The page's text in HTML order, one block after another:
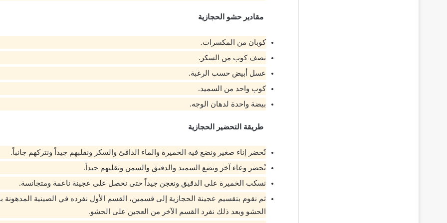
مقادير حشو الحجازية
كوبان من المكسرات.
نصف كوب من السكر.
عسل أبيض حسب الرغبة.
كوب واحد من السميد.
بيضة واحدة لدهان الوجه.
طريقة التحضير الحجازية
نُحضر إناء صغير ونضع فيه الخميرة والماء الدافئ والسكر ونقلبهم جيداً ونتركهم جانباً.
نُحضر وعاء آخر ونضع السميد والدقيق والسمن ونقلبهم جيداً.
نسكب الخميرة على الدقيق ونعجن جيداً حتى نحصل على عجينة ناعمة ومتجانسة.
ثم نقوم بتقسيم عجينة الحجازية إلى قسمين، القسم الأول نفرده في الصينية المدهونة
الحشو وبعد ذلك نفرد القسم الآخر من العجين على الحشو.